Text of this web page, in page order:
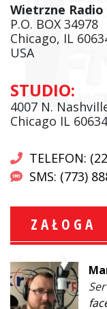
Wietrzne Radio
P.O. BOX 34978
Chicago, IL
USA
STUDIO:
4007 N.
Chicago IL 60634
TELEFON:
SMS: (773)
ZAŁOGA